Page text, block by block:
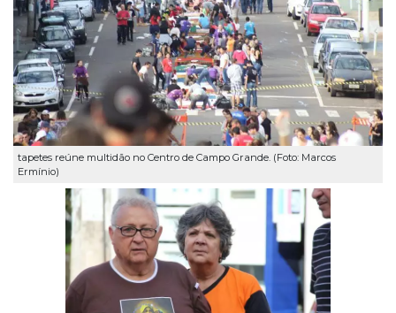
tapetes reúne multidão no Centro de Campo Grande. (Foto: Marcos
Ermínio)